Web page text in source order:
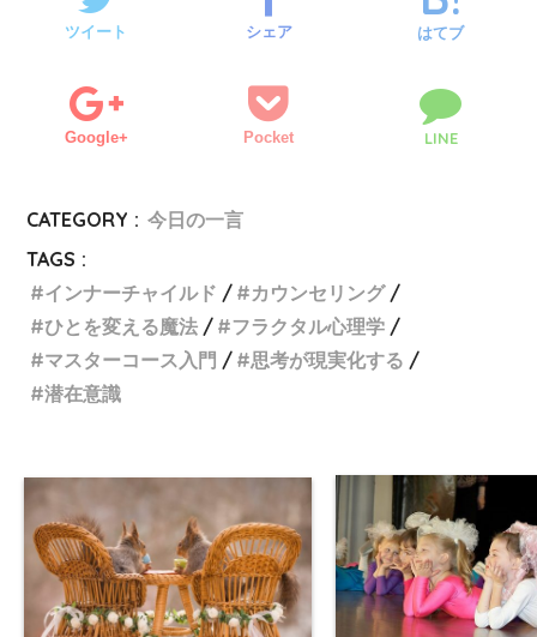
ツイート シェア はてブ
Google+ Pocket LINE
CATEGORY : 今日の一言
TAGS :
インナーチャイルド
カウンセリング
ひとを変える魔法
フラクタル心理学
マスターコース入門
思考が現実化する
潜在意識